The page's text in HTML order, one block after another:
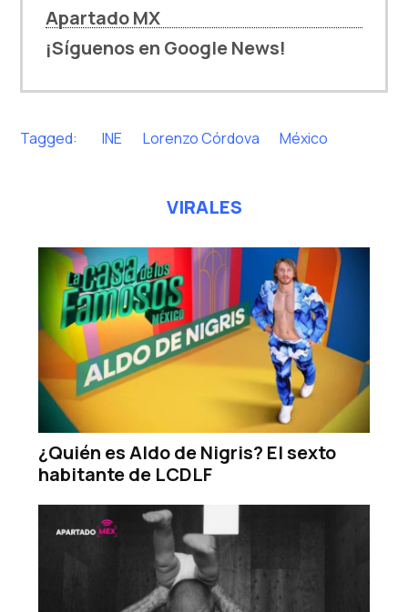
Apartado MX
¡Síguenos en Google News!
Tagged: INE Lorenzo Córdova México
VIRALES
¿Quién es Aldo de Nigris? El sexto
habitante de LCDLF